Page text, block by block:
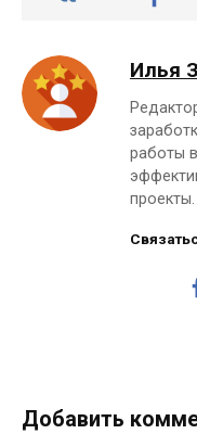
Илья
работы
проекты.
Добавить